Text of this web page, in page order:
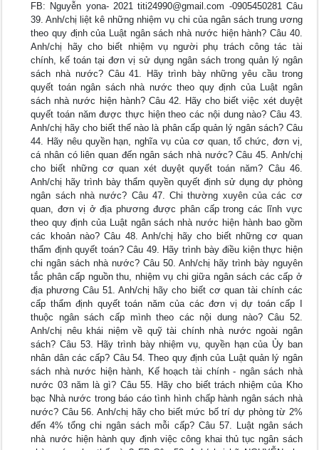
FB: Nguyễn yona- 2021titi24990@gmail.com -0905450281 Câu
39. Anh/chị liệt kê những nhiệm vụ chi của ngân sách trung ương
theo quy định của Luật ngân sách nhà nước hiện hành? Câu 40.
Anh/chị hãy cho biết nhiệm vụ người phụ trách công tác tài
chính, kế toán tại đơn vị sử dụng ngân sách trong quản lý ngân
sách nhà nước? Câu 41. Hãy trình bày những yêu cầu trong
quyết toán ngân sách nhà nước theo quy định của Luật ngân
sách nhà nước hiện hành? Câu 42. Hãy cho biết việc xét duyệt
quyết toán năm được thực hiện theo các nội dung nào? Câu 43.
Anh/chị hãy cho biết thế nào là phân cấp quản lý ngân sách? Câu
44. Hãy nêu quyền hạn, nghĩa vụ của cơ quan, tổ chức, đơn vị,
cá nhân có liên quan đến ngân sách nhà nước? Câu 45. Anh/chị
cho biết những cơ quan xét duyệt quyết toán năm? Câu 46.
Anh/chị hãy trình bày thẩm quyền quyết định sử dụng dự phòng
ngân sách nhà nước? Câu 47. Chi thường xuyên của các cơ
quan, đơn vị ở địa phương được phân cấp trong các lĩnh vực
theo quy định của Luật ngân sách nhà nước hiện hành bao gồm
các khoản nào? Câu 48. Anh/chị hãy cho biết những cơ quan
thẩm định quyết toán? Câu 49. Hãy trình bày điều kiện thực hiện
chi ngân sách nhà nước? Câu 50. Anh/chị hãy trình bày nguyên
tắc phân cấp nguồn thu, nhiệm vụ chi giữa ngân sách các cấp ở
địa phương Câu 51. Anh/chị hãy cho biết cơ quan tài chính các
cấp thẩm định quyết toán năm của các đơn vị dự toán cấp I
thuộc ngân sách cấp mình theo các nội dung nào? Câu 52.
Anh/chị nêu khái niệm về quỹ tài chính nhà nước ngoài ngân
sách? Câu 53. Hãy trình bày nhiệm vụ, quyền hạn của Ủy ban
nhân dân các cấp? Câu 54. Theo quy định của Luật quản lý ngân
sách nhà nước hiện hành, Kế hoạch tài chính - ngân sách nhà
nước 03 năm là gì? Câu 55. Hãy cho biết trách nhiệm của Kho
bạc Nhà nước trong báo cáo tình hình chấp hành ngân sách nhà
nước? Câu 56. Anh/chị hãy cho biết mức bố trí dự phòng từ 2%
đến 4% tổng chi ngân sách mỗi cấp? Câu 57. Luật ngân sách
nhà nước hiện hành quy định việc công khai thủ tục ngân sách